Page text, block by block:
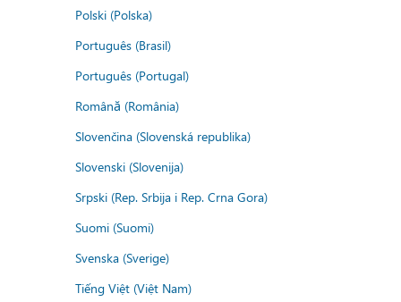
Polski (Polska)
Português (Brasil)
Português (Portugal)
Română (România)
Slovenčina (Slovenská republika)
Slovenski (Slovenija)
Srpski (Rep. Srbija i Rep. Crna Gora)
Suomi (Suomi)
Svenska (Sverige)
Tiếng Việt (Việt Nam)